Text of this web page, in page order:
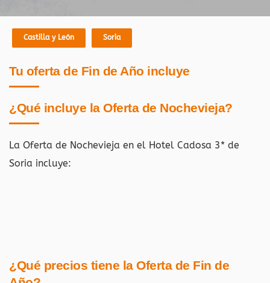
Castilla y León Soria
Tu oferta de Fin de Año incluye
¿Qué incluye la Oferta de Nochevieja?
La Oferta de Nochevieja en el Hotel Cadosa 3* de
Soria incluye:
¿Qué precios tiene la Oferta de Fin de